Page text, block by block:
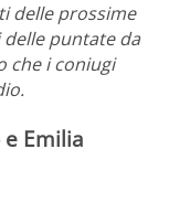
delle prossime
puntate da
che i coniugi
Emilia